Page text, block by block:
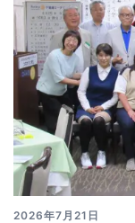
2026年7月21日